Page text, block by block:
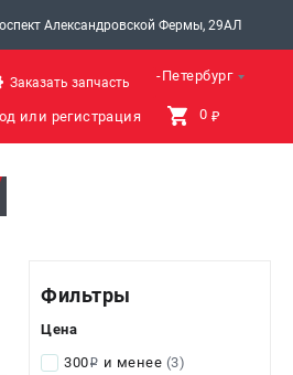
Александровской Фермы, 29АЛ
Санкт-Петербург
Заказать запчасть
или регистрация 0 ₽
Фильтры
Цена
300i и менее (3)